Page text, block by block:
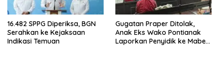
16.482 SPPG Diperiksa, BGN
Serahkan ke Kejaksaan
Indikasi Temuan
Gugatan Praper Ditolak,
Anak Eks Wako Pontianak
Laporkan Penyidik ke Mabes